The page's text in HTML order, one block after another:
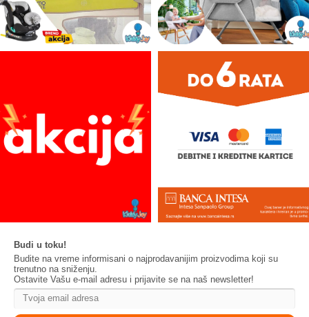
Budi u toku!
Budite na vreme informisani o najprodavanijim proizvodima koji su
trenutno na sniženju.
Ostavite Vašu e-mail adresu i prijavite se na naš newsletter!